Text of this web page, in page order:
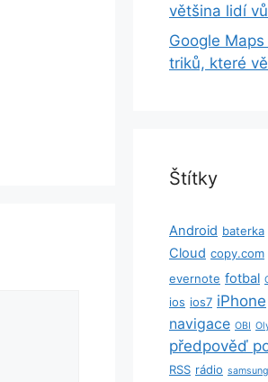
většina lidí
Google
triků, které
Štítky
Android baterka
Cloud copy.com
evernote fotbal
ios ios7 iPhone
navigace OBI
předpověď
RSS rádio samsung